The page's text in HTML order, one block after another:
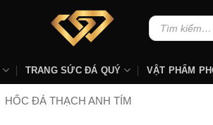
Tìm
kiếm:
TRANG SỨC ĐÁ QUÝ VẬT PHẨM
HỐC ĐÁ THẠCH ANH TÍM